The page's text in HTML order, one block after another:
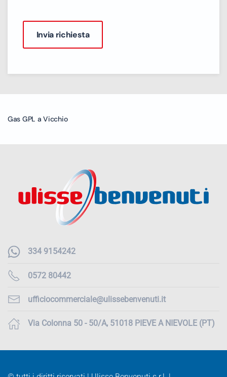
Gas GPL a Vicchio
334 9154242
0572 80442
ufficiocommerciale@ulissebenvenuti.it
Via Colonna 50 - 50/A, 51018 PIEVE A NIEVOLE (PT)